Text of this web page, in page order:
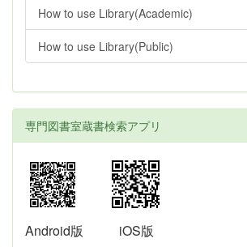
How to use Library(Academic)
How to use Library(Public)
専門図書室蔵書検索アプリ
Android版 iOS版